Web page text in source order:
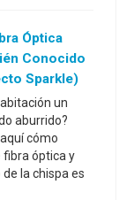
Óptica
Conocido
Sparkle)
un
aburrido?
cómo
fibra óptica y
la chispa es